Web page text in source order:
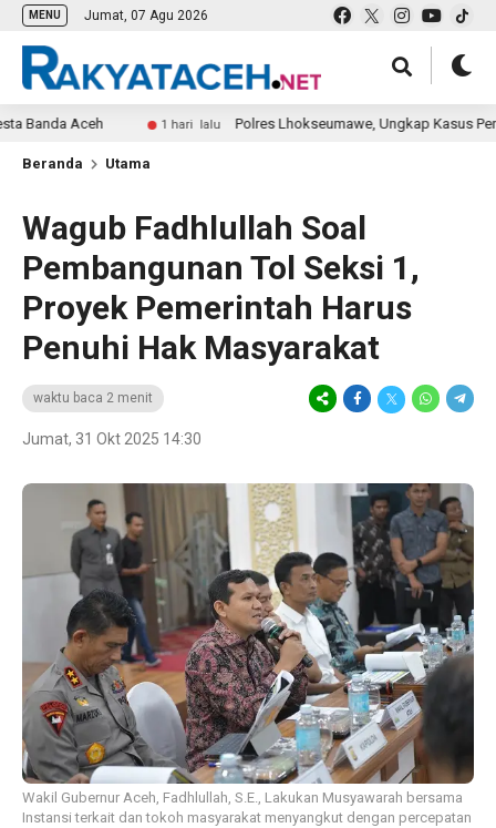
MENU Jumat, 07 Agu 2026
Aceh 1 hari lalu Polres Lhokseumawe, Ungkap Kasus
Beranda Utama
Wagub Fadhlullah Soal
Pembangunan Tol Seksi 1,
Proyek Pemerintah Harus
Penuhi Hak Masyarakat
waktu baca 2 menit
Jumat, 31 Okt 2025 14:30
Wakil Gubernur Aceh, Fadhlullah, S.E., Lakukan Musyawarah bersama
Instansi terkait dan tokoh masyarakat menyangkut dengan percepatan